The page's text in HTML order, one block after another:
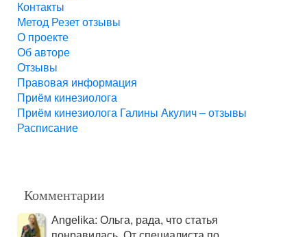
Контакты
Метод Резет отзывы
О проекте
Об авторе
Отзывы
Правовая информация
Приём кинезиолога
Приём кинезиолога Галины Акулич – отзывы
Расписание
Комментарии
Angelika: Ольга, рада, что статья